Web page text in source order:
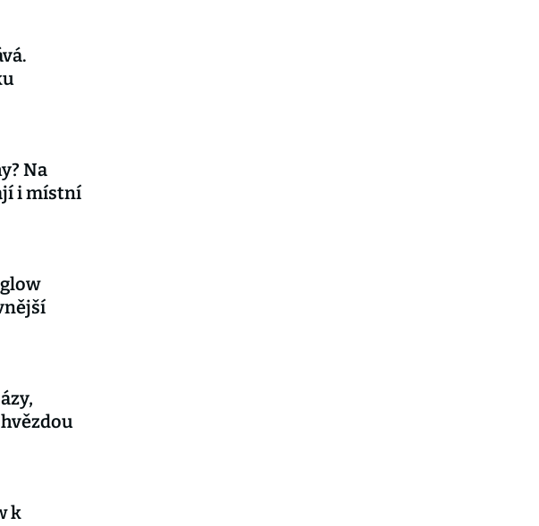
Na
i místní
k